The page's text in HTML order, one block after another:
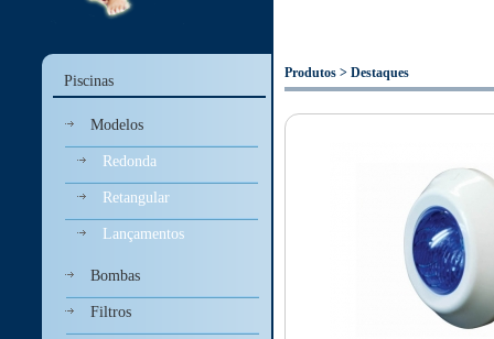
Piscinas
Modelos
Redonda
Retangular
Lançamentos
Bombas
Filtros
Produtos > Destaques